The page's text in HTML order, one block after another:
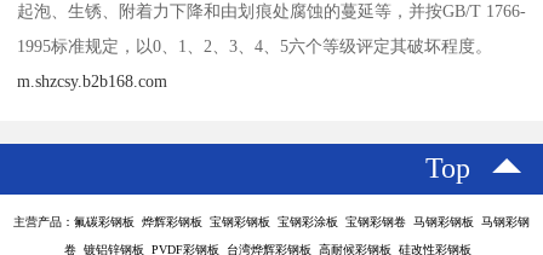
起泡、生锈、附着力下降和由划痕处腐蚀的蔓延等，并按GB/T 1766-
1995标准规定，以0、1、2、3、4、5六个等级评定其破坏程度。
m.shzcsy.b2b168.com
Top
主营产品：氟碳彩钢板 烨辉彩钢板 宝钢彩钢板 宝钢彩涂板 宝钢彩钢卷 马钢彩钢板 马钢彩钢
卷 镀铝锌钢板 PVDF彩钢板 台湾烨辉彩钢板 高耐候彩钢板 硅改性彩钢板